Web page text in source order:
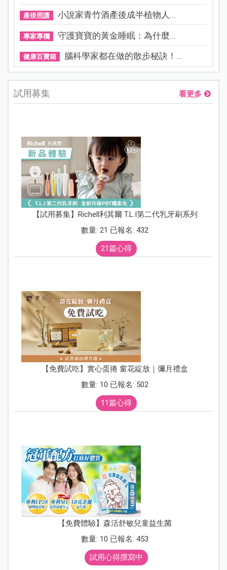
產後照護 小說家青竹酒產後成半植物人...
專家專欄 守護寶寶的黃金睡眠：為什麼...
健康百寶箱 腦科學家都在做的散步秘訣！...
試用募集 看更多
【試用募集】Richell利其爾 T.L.I第二代乳牙刷系列
數量: 21 已報名: 432
21篇心得
【免費試吃】實心蛋捲 窗花綻放｜彌月禮盒
數量: 10 已報名: 502
11篇心得
【免費體驗】森活舒敏兒童益生菌
數量: 10 已報名: 453
試用心得撰寫中